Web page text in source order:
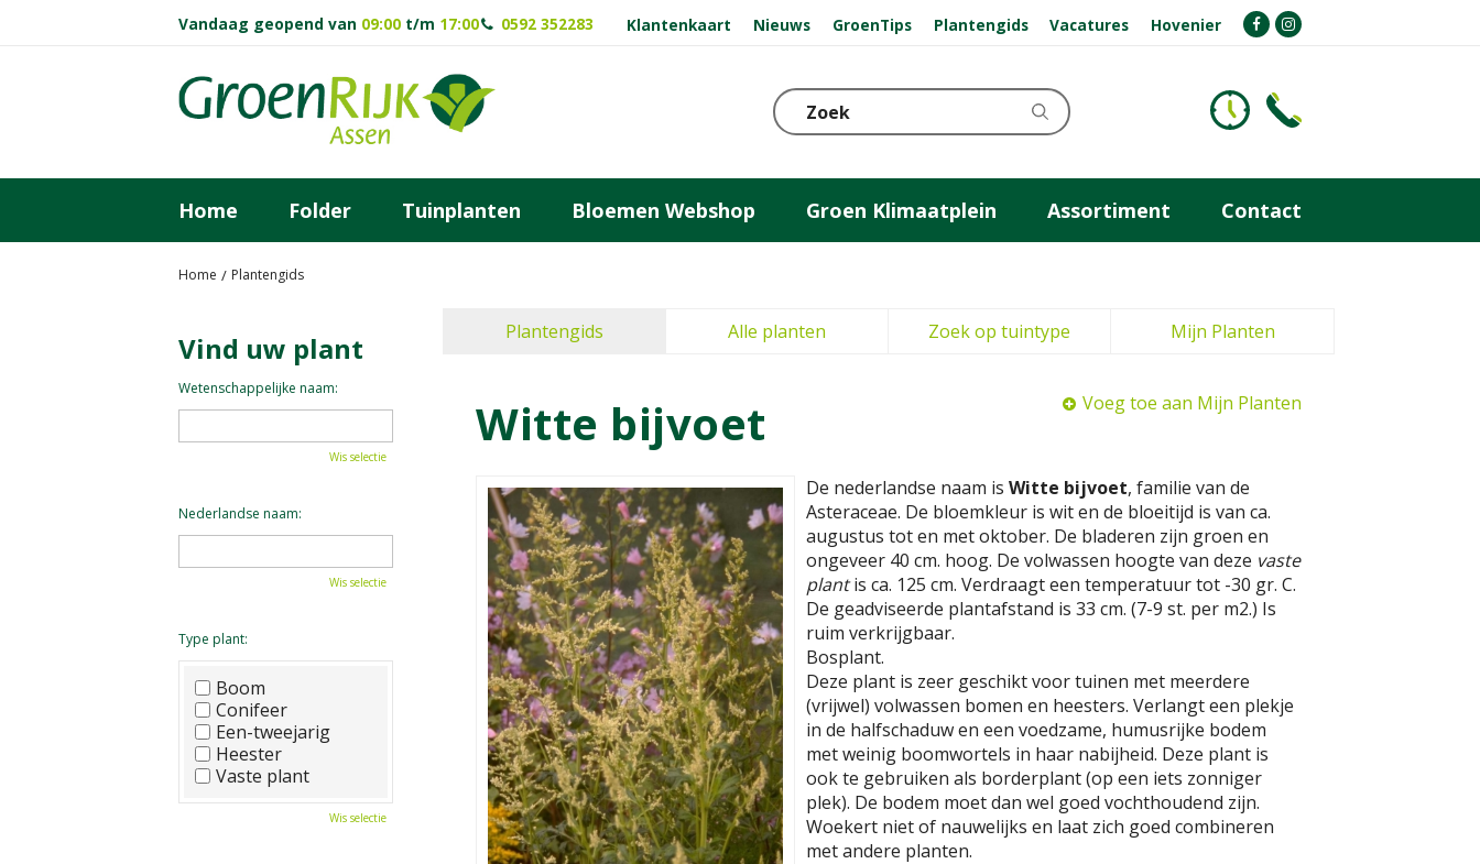
Home Plantengids
Vandaag geopend van 09:00 t/m 17:00 0592 352283 Klantenkaart Nieuws GroenTips Plantengids Vacatures Hovenier
Home Folder Tuinplanten Bloemen Webshop Groen Klimaatplein Assortiment Contact
Plantengids Alle planten Zoek op tuintype Mijn Planten
Witte bijvoet Voeg toe aan Mijn Planten
De nederlandse naam is Witte bijvoet, familie van de
Asteraceae. De bloemkleur is wit en de bloeitijd is van ca.
augustus tot en met oktober. De bladeren zijn groen en
ongeveer 40 cm. hoog. De volwassen hoogte van deze vaste
plantis ca. 125 cm. Verdraagt een temperatuur tot -30 gr. C.
De geadviseerde plantafstand is 33 cm. (7-9 st. per m2.) Is
ruim verkrijgbaar.
Bosplant.
Deze plant is zeer geschikt voor tuinen met meerdere
(vrijwel) volwassen bomen en heesters. Verlangt een plekje
in de halfschaduw en een voedzame, humusrijke bodem
met weinig boomwortels in haar nabijheid. Deze plant is
ook te gebruiken als borderplant (op een iets zonniger
plek). De bodem moet dan wel goed vochthoudend zijn.
Woekert niet of nauwelijks en laat zich goed combineren
met andere planten.
Vind uw plant
Wetenschappelijke naam:
Wis selectie
Nederlandse naam:
Wis selectie
Type plant:
Boom
Conifeer
Een-tweejarig
Heester
Vaste plant
Wis selectie